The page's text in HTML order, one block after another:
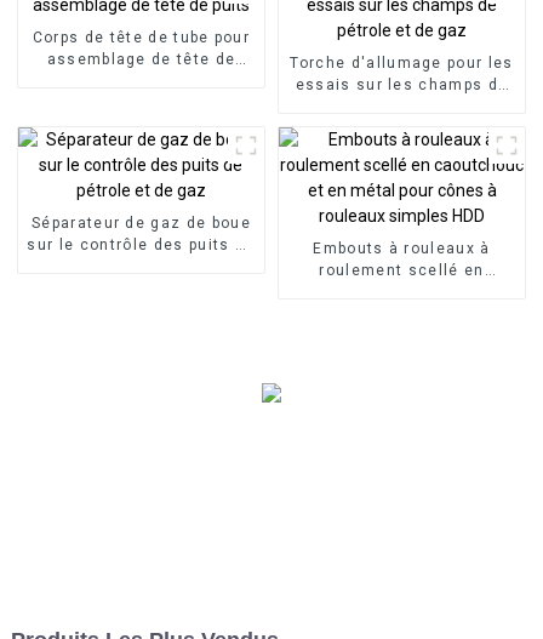
Corps de tête de tube pour
assemblage de tête de
Torche d'allumage pour les
essais sur les champs de
Séparateur de gaz de boue
sur le contrôle des puits de
Embouts à rouleaux à
roulement scellé en